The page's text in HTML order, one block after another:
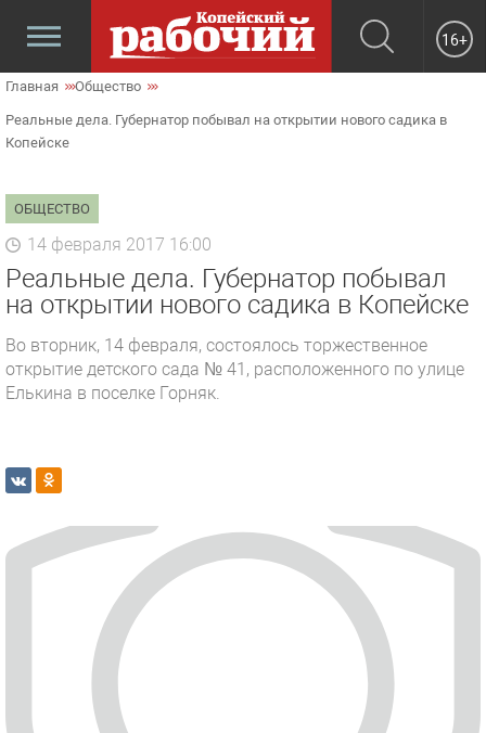
16+
Главная Общество
Реальные дела. Губернатор побывал на открытии нового садика в
Копейске
ОБЩЕСТВО
14 февраля 2017 16:00
Реальные дела. Губернатор побывал
на открытии нового садика в Копейске
Во вторник, 14 февраля, состоялось торжественное
открытие детского сада № 41, расположенного по улице
Елькина в поселке Горняк.